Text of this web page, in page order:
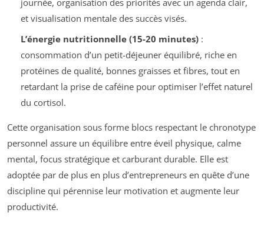
journée, organisation des priorités avec un agenda clair,
et visualisation mentale des succès visés.
L’énergie nutritionnelle (15-20 minutes):
consommation d’un petit-déjeuner équilibré, riche en
protéines de qualité, bonnes graisses et fibres, tout en
retardant la prise de caféine pour optimiser l’effet naturel
du cortisol.
Cette organisation sous forme blocs respectant le chronotype
personnel assure un équilibre entre éveil physique, calme
mental, focus stratégique et carburant durable. Elle est
adoptée par de plus en plus d’entrepreneurs en quête d’une
discipline qui pérennise leur motivation et augmente leur
productivité.